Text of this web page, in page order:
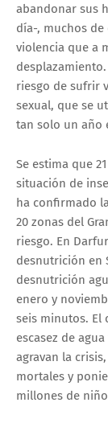
abandonar sus
día-, muchos
violencia que a
riesgo de sufrir
sexual, que se
tan solo un año
Se estima que
situación de
ha confirmado
20 zonas del
riesgo. En
desnutrición en
desnutrición
enero y
seis minutos. El
escasez de
agravan la
mortales y
millones de